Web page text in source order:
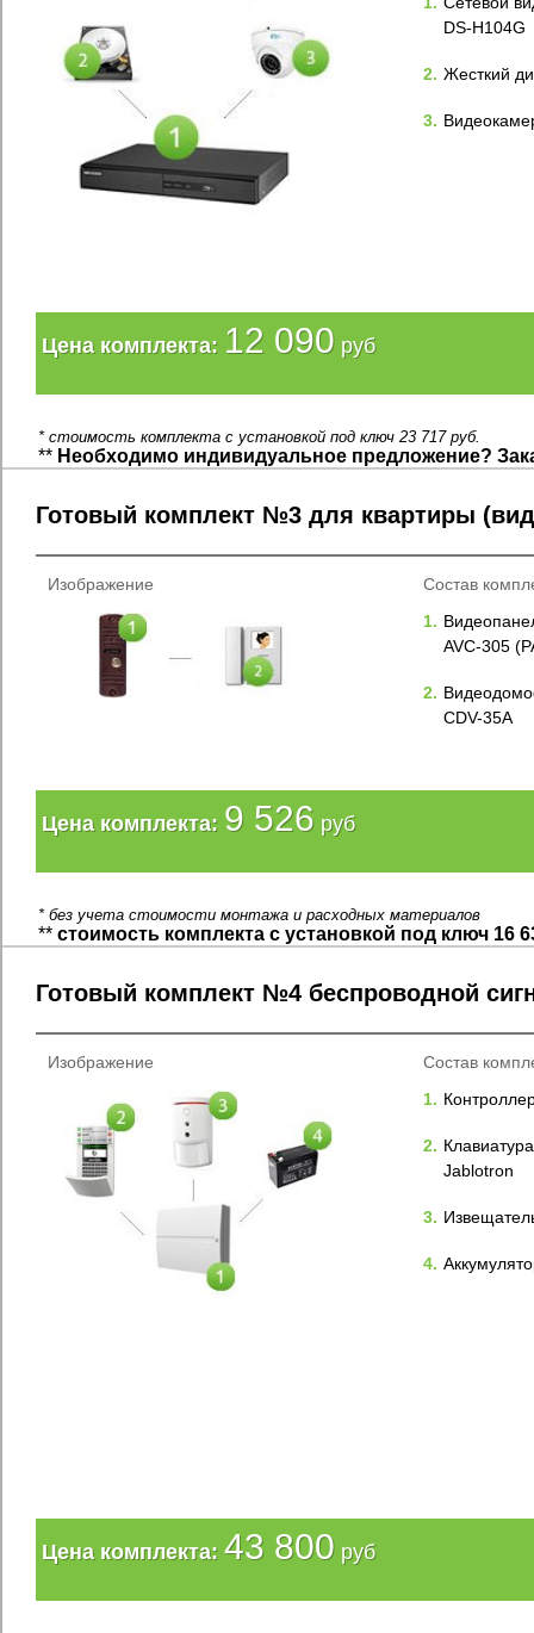
DS-H104G
2. Жесткий
3.
Цена комплекта: 12 090 руб
* стоимость комплекта с установкой под ключ 23 717 руб.
** Необходимо индивидуальное предложение?
Готовый комплект №3 для квартиры
Изображение
Состав
1.
AVC-305
2.
CDV-35A
Цена комплекта: 9 526 руб
* без учета стоимости монтажа и расходных материалов
** стоимость комплекта с установкой под ключ 16
Готовый комплект №4 беспроводной
Изображение
Состав
1.
2.
Jablotron
3.
4.
Цена комплекта: 43 800 руб